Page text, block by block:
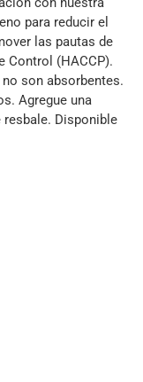
para reducir el
las pautas de
Control (HACCP).
son absorbentes.
Agregue una
Disponible